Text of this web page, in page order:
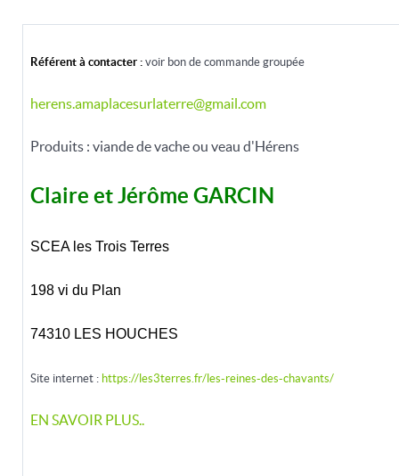
Référent à contacter : voir bon de commande groupée
herens.amaplacesurlaterre@gmail.com
Produits : viande de vache ou veau d'Hérens
Claire et Jérôme GARCIN
SCEA les Trois Terres
198 vi du Plan
74310 LES HOUCHES
Site internet : https://les3terres.fr/les-reines-des-chavants/
EN SAVOIR PLUS..